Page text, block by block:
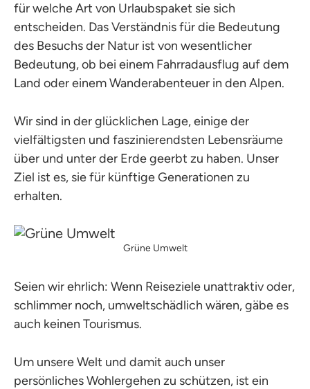
für welche Art von Urlaubspaket sie sich
entscheiden. Das Verständnis für die Bedeutung
des Besuchs der Natur ist von wesentlicher
Bedeutung, ob bei einem Fahrradausflug auf dem
Land oder einem Wanderabenteuer in den Alpen.
Wir sind in der glücklichen Lage, einige der
vielfältigsten und faszinierendsten Lebensräume
über und unter der Erde geerbt zu haben. Unser
Ziel ist es, sie für künftige Generationen zu
erhalten.
Grüne Umwelt
Seien wir ehrlich: Wenn Reiseziele unattraktiv oder,
schlimmer noch, umweltschädlich wären, gäbe es
auch keinen Tourismus.
Um unsere Welt und damit auch unser
persönliches Wohlergehen zu schützen, ist ein